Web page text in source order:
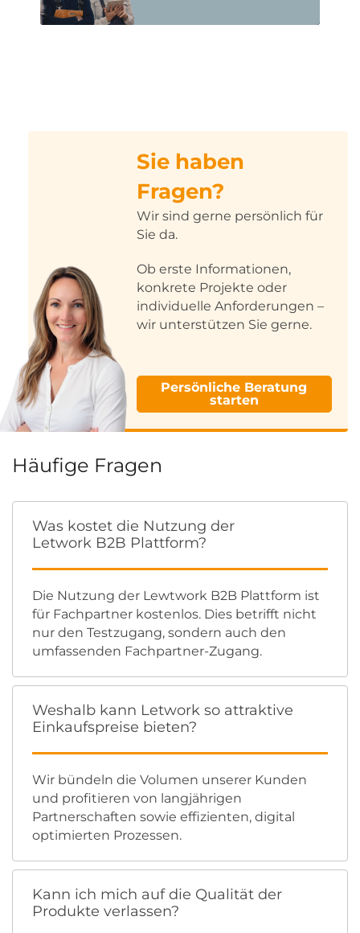
Sie haben
Fragen?
Wir sind gerne persönlich für
Sie da.
Ob erste Informationen,
konkrete Projekte oder
individuelle Anforderungen –
wir unterstützen Sie gerne.
Persönliche Beratung
starten
Häufige Fragen
Was kostet die Nutzung der
Letwork B2B Plattform?
Die Nutzung der Lewtwork B2B Plattform ist
für Fachpartner kostenlos. Dies betrifft nicht
nur den Testzugang, sondern auch den
umfassenden Fachpartner-Zugang.
Weshalb kann Letwork so attraktive
Einkaufspreise bieten?
Wir bündeln die Volumen unserer Kunden
und profitieren von langjährigen
Partnerschaften sowie effizienten, digital
optimierten Prozessen.
Kann ich mich auf die Qualität der
Produkte verlassen?